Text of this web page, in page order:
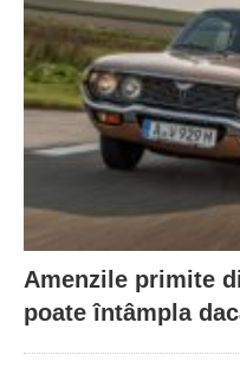
Amenzile primite
poate întâmpla